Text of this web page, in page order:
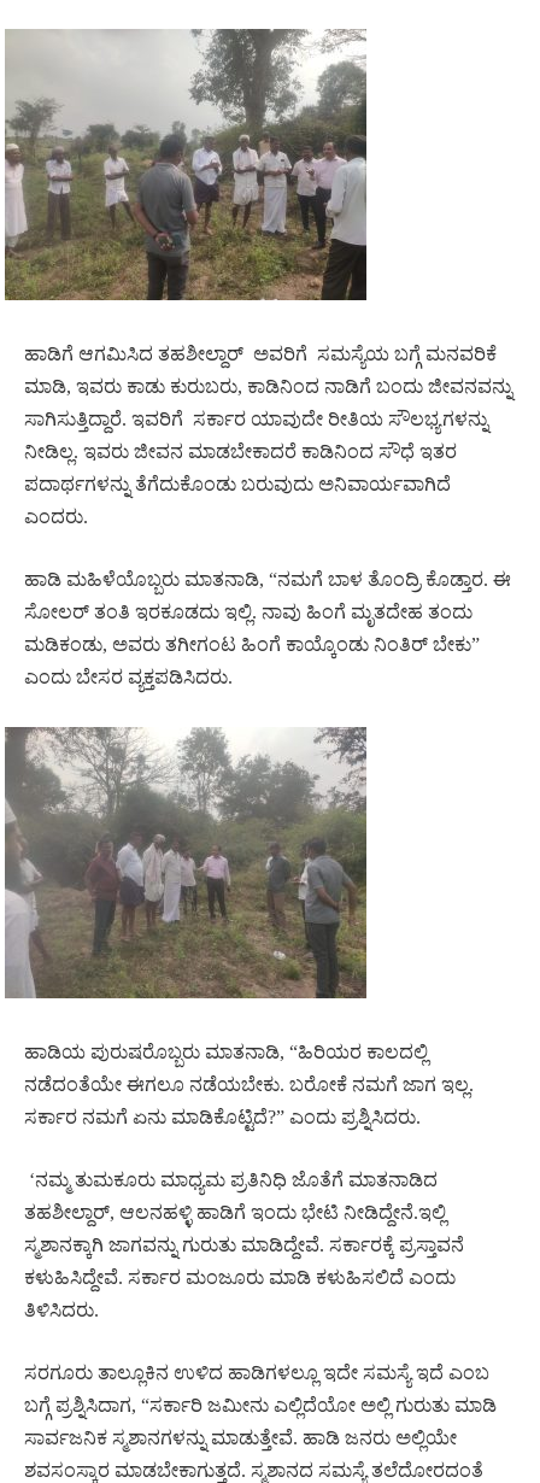
ಹಾಡಿಗೆ ಆಗಮಿಸಿದ ತಹಶೀಲ್ದಾರ್ ಅವರಿಗೆ ಸಮಸ್ಯೆಯ ಬಗ್ಗೆ ಮನವರಿಕೆ
ಮಾಡಿ, ಇವರು ಕಾಡು ಕುರುಬರು, ಕಾಡಿನಿಂದ ನಾಡಿಗೆ ಬಂದು ಜೀವನವನ್ನು
ಸಾಗಿಸುತ್ತಿದ್ದಾರೆ. ಇವರಿಗೆ ಸರ್ಕಾರ ಯಾವುದೇ ರೀತಿಯ ಸೌಲಭ್ಯಗಳನ್ನು
ನೀಡಿಲ್ಲ. ಇವರು ಜೀವನ ಮಾಡಬೇಕಾದರೆ ಕಾಡಿನಿಂದ ಸೌಧೆ ಇತರ
ಪದಾರ್ಥಗಳನ್ನು ತೆಗೆದುಕೊಂಡು ಬರುವುದು ಅನಿವಾರ್ಯವಾಗಿದೆ
ಎಂದರು.
ಹಾಡಿ ಮಹಿಳೆಯೊಬ್ಬರು ಮಾತನಾಡಿ, “ನಮಗೆ ಬಾಳ ತೊಂದ್ರಿ ಕೊಡ್ತಾರ. ಈ
ಸೋಲರ್‌ ತಂತಿ ಇರಕೂಡದು ಇಲ್ಲಿ. ನಾವು ಹಿಂಗೆ ಮೃತದೇಹ ತಂದು
ಮಡಿಕಂಡು, ಅವರು ತಗೀಗಂಟ ಹಿಂಗೆ ಕಾಯ್ಕೊಂಡು ನಿಂತಿರ್‍ ಬೇಕು”
ಎಂದು ಬೇಸರ ವ್ಯಕ್ತಪಡಿಸಿದರು.
ಹಾಡಿಯ ಪುರುಷರೊಬ್ಬರು ಮಾತನಾಡಿ, “ಹಿರಿಯರ ಕಾಲದಲ್ಲಿ
ನಡೆದಂತೆಯೇ ಈಗಲೂ ನಡೆಯಬೇಕು. ಬರೋಕೆ ನಮಗೆ ಜಾಗ ಇಲ್ಲ.
ಸರ್ಕಾರ ನಮಗೆ ಏನು ಮಾಡಿಕೊಟ್ಟಿದೆ?” ಎಂದು ಪ್ರಶ್ನಿಸಿದರು.
‘ನಮ್ಮ ತುಮಕೂರು ಮಾಧ್ಯಮ ಪ್ರತಿನಿಧಿ ಜೊತೆಗೆ ಮಾತನಾಡಿದ
ತಹಶೀಲ್ದಾರ್, ಆಲನಹಳ್ಳಿ ಹಾಡಿಗೆ ಇಂದು ಭೇಟಿ ನೀಡಿದ್ದೇನೆ.ಇಲ್ಲಿ
ಸ್ಮಶಾನಕ್ಕಾಗಿ ಜಾಗವನ್ನು ಗುರುತು ಮಾಡಿದ್ದೇವೆ. ಸರ್ಕಾರಕ್ಕೆ ಪ್ರಸ್ತಾವನೆ
ಕಳುಹಿಸಿದ್ದೇವೆ. ಸರ್ಕಾರ ಮಂಜೂರು ಮಾಡಿ ಕಳುಹಿಸಲಿದೆ ಎಂದು
ತಿಳಿಸಿದರು.
ಸರಗೂರು ತಾಲ್ಲೂಕಿನ ಉಳಿದ ಹಾಡಿಗಳಲ್ಲೂ ಇದೇ ಸಮಸ್ಯೆ ಇದೆ ಎಂಬ
ಬಗ್ಗೆ ಪ್ರಶ್ನಿಸಿದಾಗ, “ಸರ್ಕಾರಿ ಜಮೀನು ಎಲ್ಲಿದೆಯೋ ಅಲ್ಲಿ ಗುರುತು ಮಾಡಿ
ಸಾರ್ವಜನಿಕ ಸ್ಮಶಾನಗಳನ್ನು ಮಾಡುತ್ತೇವೆ. ಹಾಡಿ ಜನರು ಅಲ್ಲಿಯೇ
ಶವಸಂಸ್ಕಾರ ಮಾಡಬೇಕಾಗುತ್ತದೆ. ಸ್ಮಶಾನದ ಸಮಸ್ಯೆ ತಲೆದೋರದಂತೆ